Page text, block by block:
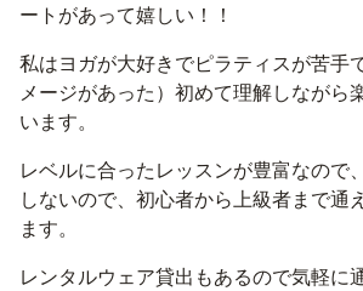
ートがあって嬉しい！！
私はヨガが大好きでピラティスが苦手
メージがあった）初めて理解しながら
います。
レベルに合ったレッスンが豊富なので
しないので、初心者から上級者まで通
ます。
レンタルウェア貸出もあるので気軽に